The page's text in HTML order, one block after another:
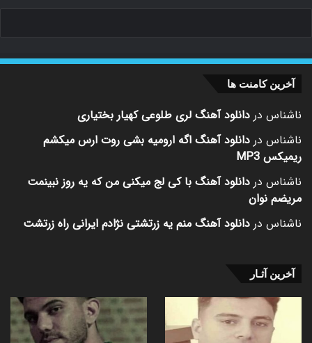
آخرین کامنت ها
ناشناس در دانلود آهنگ لری طلوعی کهیار بختیاری
ناشناس در دانلود آهنگ اگه ارومیه بشی روت ارس میکشم
ریمیکس MP3
ناشناس در دانلود آهنگ با کی لج میکنی من که یه روز نبینمت
مریضم نوان
ناشناس در دانلود آهنگ منم یه زرتشتی نژادم ایرانی راه زرتشت
آخرین آثـار